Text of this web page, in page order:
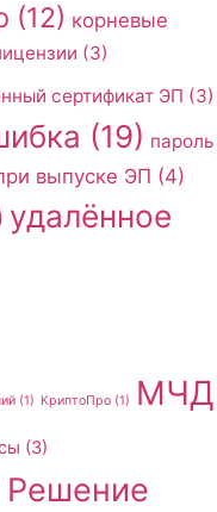
(12) корневые
(3)
сертификат ЭП (3)
(19) пароль
выпуске ЭП (4)
удалённое
(1) КриптоПро (1)
МЧД
(3)
Решение